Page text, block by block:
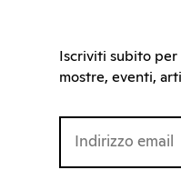
Iscriviti subito
mostre, eventi,